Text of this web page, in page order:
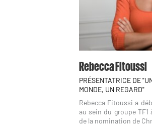
Rebecca Fitoussi
PRÉSENTATRICE DE
MONDE, UN REGARD"
Rebecca Fitoussi a
au sein du groupe
de la nomination de